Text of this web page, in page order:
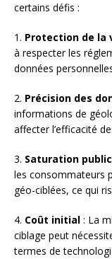
certains défis :
1. Protection de la
à respecter les
données
2. Précision des
informations de
affecter l’efficacité
3. Saturation
les consommateurs
géo-ciblées, ce qui
4. Coût initial : La
ciblage peut
termes de